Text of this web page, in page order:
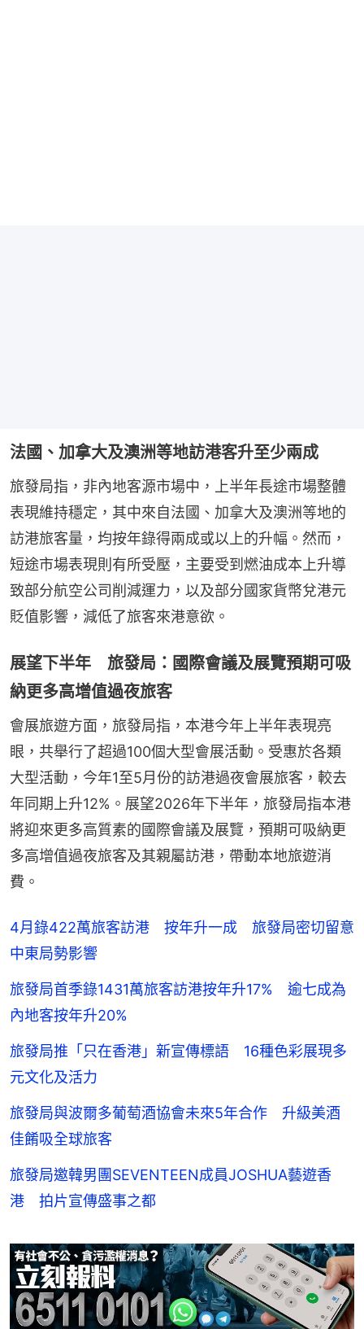
法國、加拿大及澳洲等地訪港客升至少兩成
旅發局指，非內地客源市場中，上半年長途市場整體
表現維持穩定，其中來自法國、加拿大及澳洲等地的
訪港旅客量，均按年錄得兩成或以上的升幅。然而，
短途市場表現則有所受壓，主要受到燃油成本上升導
致部分航空公司削減運力，以及部分國家貨幣兌港元
貶值影響，減低了旅客來港意欲。
展望下半年 旅發局：國際會議及展覽預期可吸
納更多高增值過夜旅客
會展旅遊方面，旅發局指，本港今年上半年表現亮
眼，共舉行了超過100個大型會展活動。受惠於各類
大型活動，今年1至5月份的訪港過夜會展旅客，較去
年同期上升12%。展望2026年下半年，旅發局指本港
將迎來更多高質素的國際會議及展覽，預期可吸納更
多高增值過夜旅客及其親屬訪港，帶動本地旅遊消
費。
4月錄422萬旅客訪港 按年升一成 旅發局密切留意
中東局勢影響
旅發局首季錄1431萬旅客訪港按年升17% 逾七成為
內地客按年升20%
旅發局推「只在香港」新宣傳標語 16種色彩展現多
元文化及活力
旅發局與波爾多葡萄酒協會未來5年合作 升級美酒
佳餚吸全球旅客
旅發局邀韓男團SEVENTEEN成員JOSHUA藝遊香
港 拍片宣傳盛事之都